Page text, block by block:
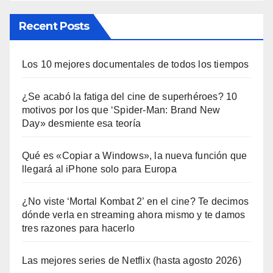
Recent Posts
Los 10 mejores documentales de todos los tiempos
¿Se acabó la fatiga del cine de superhéroes? 10
motivos por los que ‘Spider-Man: Brand New
Day» desmiente esa teoría
Qué es «Copiar a Windows», la nueva función que
llegará al iPhone solo para Europa
¿No viste ‘Mortal Kombat 2’ en el cine? Te decimos
dónde verla en streaming ahora mismo y te damos
tres razones para hacerlo
Las mejores series de Netflix (hasta agosto 2026)